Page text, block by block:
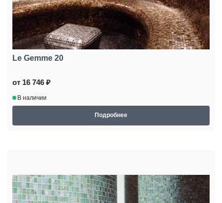
Le Gemme 20
от 16 746 ₽
В наличии
Подробнее